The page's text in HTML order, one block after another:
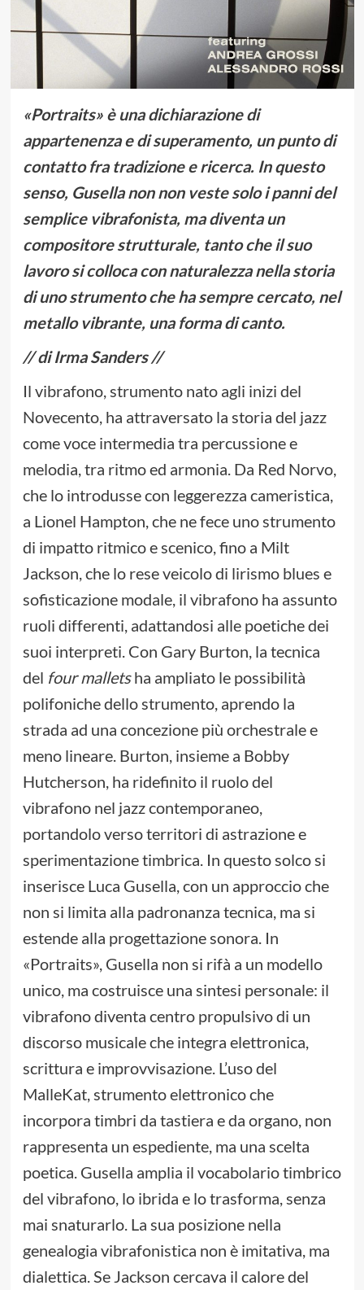
«Portraits» è una dichiarazione di
appartenenza e di superamento, un punto di
contatto fra tradizione e ricerca. In questo
senso, Gusella non non veste solo i panni del
semplice vibrafonista, ma diventa un
compositore strutturale, tanto che il suo
lavoro si colloca con naturalezza nella storia
di uno strumento che ha sempre cercato, nel
metallo vibrante, una forma di canto.
// di Irma Sanders //
Il vibrafono, strumento nato agli inizi del
Novecento, ha attraversato la storia del jazz
come voce intermedia tra percussione e
melodia, tra ritmo ed armonia. Da Red Norvo,
che lo introdusse con leggerezza cameristica,
a Lionel Hampton, che ne fece uno strumento
di impatto ritmico e scenico, fino a Milt
Jackson, che lo rese veicolo di lirismo blues e
sofisticazione modale, il vibrafono ha assunto
ruoli differenti, adattandosi alle poetiche dei
suoi interpreti. Con Gary Burton, la tecnica
del four malletsha ampliato le possibilità
polifoniche dello strumento, aprendo la
strada ad una concezione più orchestrale e
meno lineare. Burton, insieme a Bobby
Hutcherson, ha ridefinito il ruolo del
vibrafono nel jazz contemporaneo,
portandolo verso territori di astrazione e
sperimentazione timbrica. In questo solco si
inserisce Luca Gusella, con un approccio che
non si limita alla padronanza tecnica, ma si
estende alla progettazione sonora. In
«Portraits», Gusella non si rifà a un modello
unico, ma costruisce una sintesi personale: il
vibrafono diventa centro propulsivo di un
discorso musicale che integra elettronica,
scrittura e improvvisazione. L’uso del
MalleKat, strumento elettronico che
incorpora timbri da tastiera e da organo, non
rappresenta un espediente, ma una scelta
poetica. Gusella amplia il vocabolario timbrico
del vibrafono, lo ibrida e lo trasforma, senza
mai snaturarlo. La sua posizione nella
genealogia vibrafonistica non è imitativa, ma
dialettica. Se Jackson cercava il calore del